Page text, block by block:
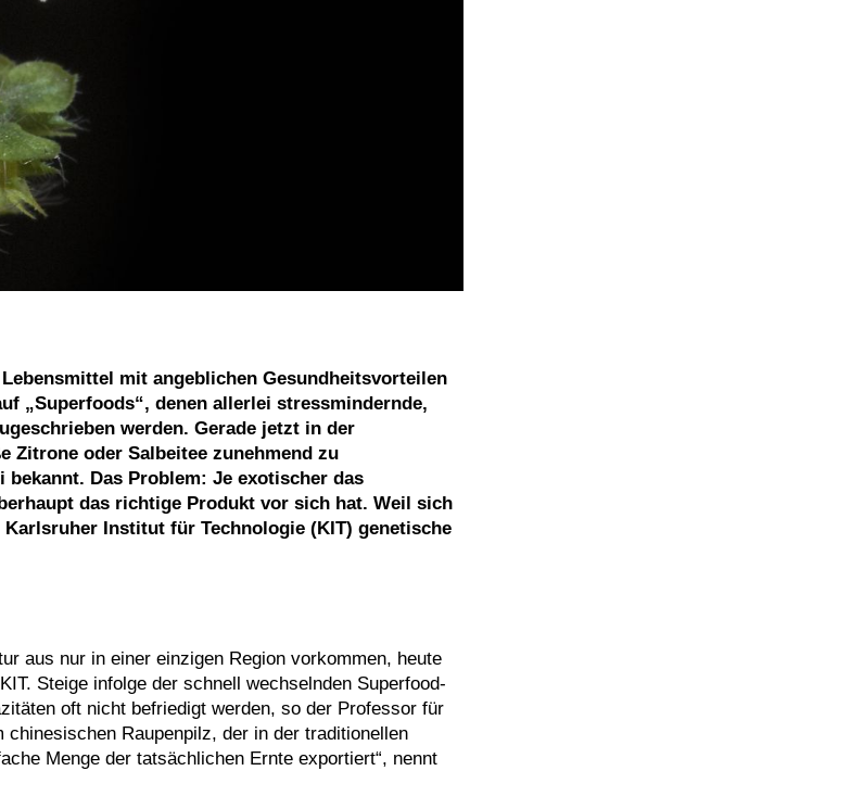
mit angeblichen Gesundheitsvorteilen
„Superfoods“, denen allerlei stressmindernde,
werden. Gerade jetzt in der
Zitrone oder Salbeitee zunehmend zu
Das Problem: Je exotischer das
das richtige Produkt vor sich hat. Weil sich
Institut für Technologie (KIT) genetische
aus nur in einer einzigen Region vorkommen, heute
Steige infolge der schnell wechselnden Superfood-
oft nicht befriedigt werden, so der Professor für
chinesischen Raupenpilz, der in der traditionellen
Menge der tatsächlichen Ernte exportiert“, nennt